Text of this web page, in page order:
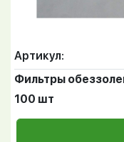
Артикул:
Фильтры
100 шт